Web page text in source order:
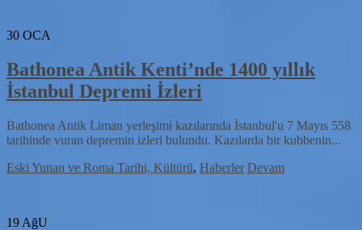
30 OCA
Bathonea Antik Kenti’nde 1400 yıllık
İstanbul Depremi İzleri
Bathonea Antik Liman yerleşimi kazılarında İstanbul'u 7 Mayıs 558
tarihinde vuran depremin izleri bulundu. Kazılarda bir kubbenin...
Eski Yunan ve Roma Tarihi, Kültürü, Haberler Devam
19 AğU